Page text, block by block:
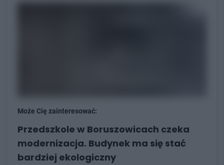
Może Cię zainteresować:
Przedszkole w Boruszowicach czeka
modernizacja. Budynek ma się stać
bardziej ekologiczny